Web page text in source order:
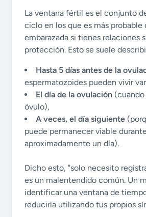
La ventana fértil es el conjunto
ciclo en los que es más probable
embarazada si tienes relaciones
protección. Esto se suele
Hasta 5 días antes de la
espermatozoides pueden vivir
El día de la ovulación (cuando
óvulo),
A veces, el día siguiente
puede permanecer viable
aproximadamente un día).
Dicho esto, "solo necesito
es un malentendido común. Un
identificar una ventana de
reducirla utilizando tus propios